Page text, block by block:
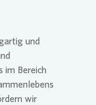
und
im Bereich
wir